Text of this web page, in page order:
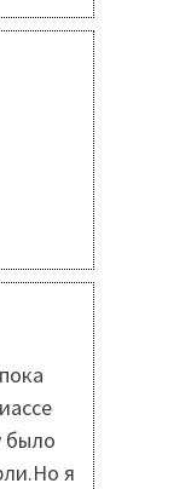
было
я